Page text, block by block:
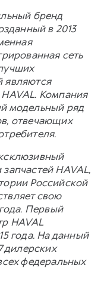
бренд
в 2013
сеть
являются
Компания
модельный ряд
отвечающих
HAVAL,
Российской
свою
Первый
HAVAL
года. На данный
дилерских
федеральных